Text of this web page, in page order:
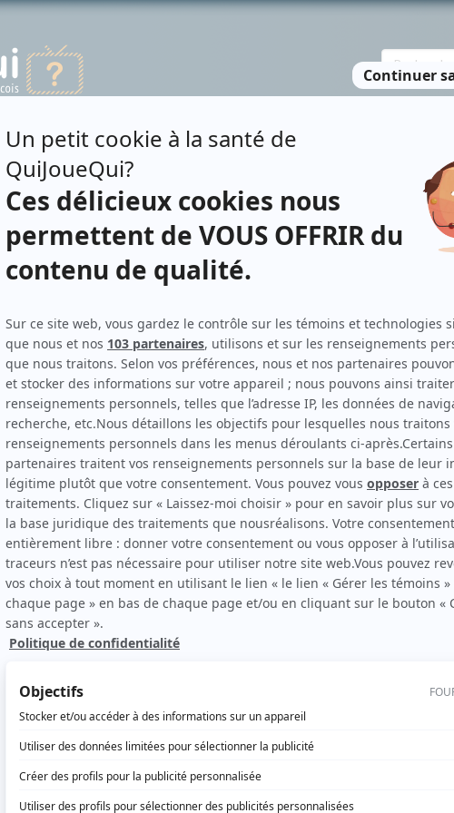
LISTE DES PERSONNES
MORIN
Personnages
Les Berger(Mathilde Germain)
Richard Therrien carbure à son petit écran. Celui qu’on surnomme parfois
Hebdo de 1996 à 2001. Sa spécialité: la télé québécoise. On peut l’entendre régulièrement